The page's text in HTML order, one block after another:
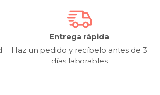
Entrega rápida
Haz un pedido y recíbelo antes de 3
días laborables